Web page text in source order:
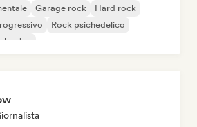
Garage rock
Hard rock
Rock psichedelico